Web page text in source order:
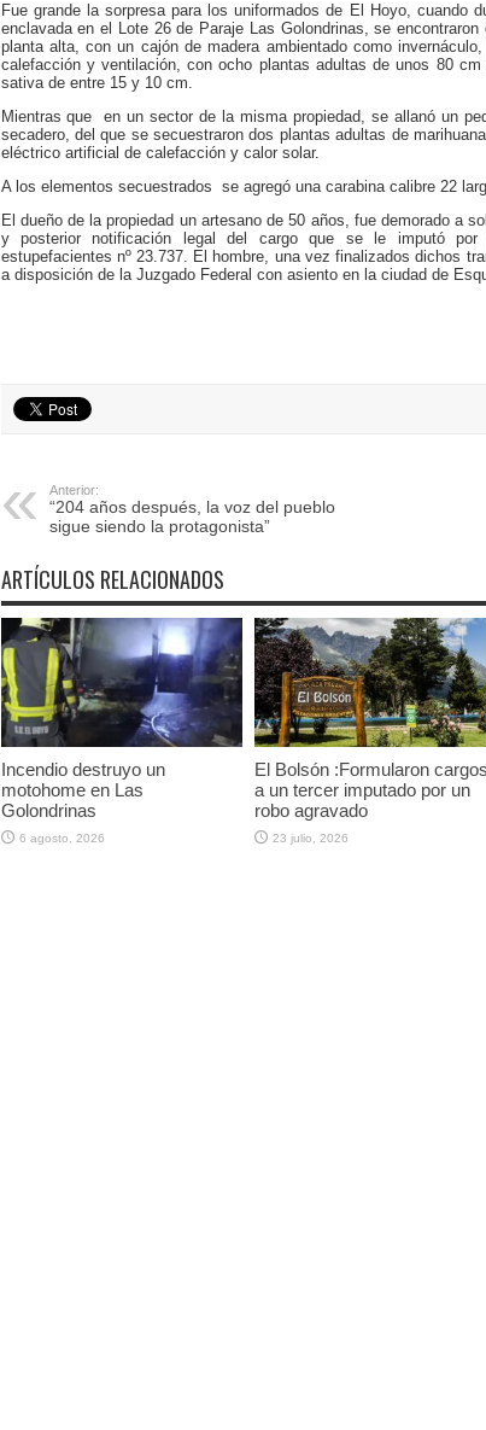
Fue grande la sorpresa para los uniformados de El Hoyo, cuando
enclavada en el Lote 26 de Paraje Las Golondrinas, se
planta alta, con un cajón de madera ambientado como
calefacción y ventilación, con ocho plantas adultas de unos 80
sativa de entre 15 y 10 cm.
Mientras que en un sector de la misma propiedad, se allanó un
secadero, del que se secuestraron dos plantas adultas de
eléctrico artificial de calefacción y calor solar.
A los elementos secuestrados se agregó una carabina calibre 22
El dueño de la propiedad un artesano de 50 años, fue demorado a
y posterior notificación legal del cargo que se le imputó
estupefacientes nº 23.737. El hombre, una vez finalizados dichos
a disposición de la Juzgado Federal con asiento en la ciudad de
Anterior:
“204 años después, la voz del pueblo
sigue siendo la protagonista”
ARTÍCULOS RELACIONADOS
Incendio destruyo un
motohome en Las
Golondrinas
6 agosto, 2026
El Bolsón :Formularon cargos
a un tercer imputado por un
robo agravado
23 julio, 2026